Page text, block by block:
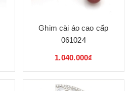
Ghim cài áo cao cấp
061024
1.040.000₫